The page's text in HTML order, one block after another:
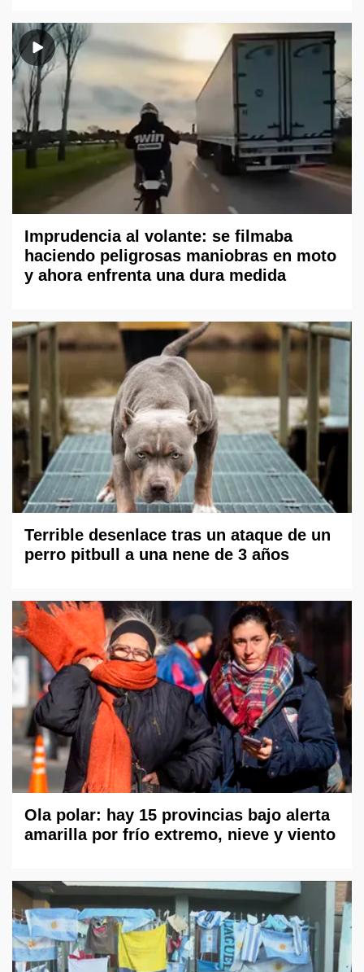
Imprudencia al volante: se filmaba
haciendo peligrosas maniobras en moto
y ahora enfrenta una dura medida
Terrible desenlace tras un ataque de un
perro pitbull a una nene de 3 años
Ola polar: hay 15 provincias bajo alerta
amarilla por frío extremo, nieve y viento